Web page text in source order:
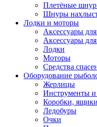
Плетёные
Шнуры
Лодки и моторы
Аксессуары
Аксессуары
Лодки
Моторы
Средства
Оборудование
Жерлицы
Инструменты и
Коробки, ящики
Ледобуры
Очки